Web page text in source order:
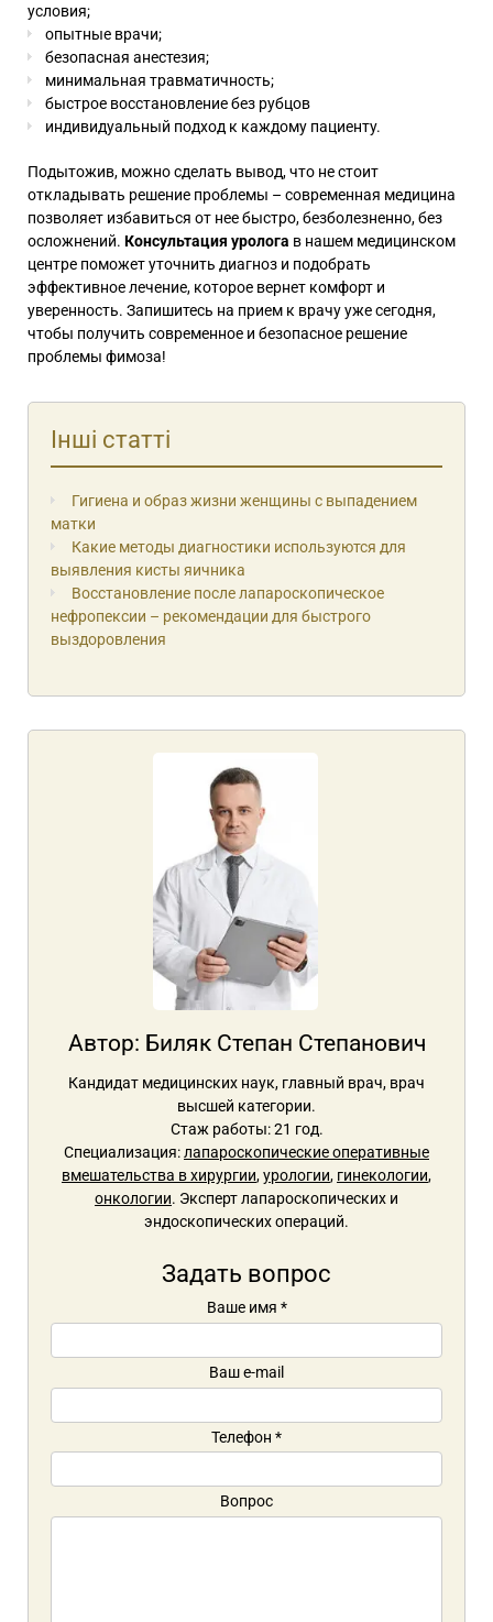
условия;
опытные врачи;
безопасная анестезия;
минимальная травматичность;
быстрое восстановление без рубцов
индивидуальный подход к каждому пациенту.
Подытожив, можно сделать вывод, что не стоит
откладывать решение проблемы – современная медицина
позволяет избавиться от нее быстро, безболезненно, без
осложнений. Консультация уролога в нашем медицинском
центре поможет уточнить диагноз и подобрать
эффективное лечение, которое вернет комфорт и
уверенность. Запишитесь на прием к врачу уже сегодня,
чтобы получить современное и безопасное решение
проблемы фимоза!
Інші статті
Гигиена и образ жизни женщины с выпадением
матки
Какие методы диагностики используются для
выявления кисты яичника
Восстановление после лапароскопическое
нефропексии – рекомендации для быстрого
выздоровления
Автор: Биляк Степан Степанович
Кандидат медицинских наук, главный врач, врач
высшей категории.
Стаж работы: 21 год.
Специализация:лапароскопические оперативные
вмешательства в хирургии,урологии, гинекологии,
онкологии. Эксперт лапароскопических и
эндоскопических операций.
Задать вопрос
Ваше имя *
Ваш e-mail
Телефон *
Вопрос